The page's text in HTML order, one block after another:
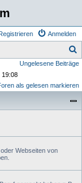
Anmelden
u
h
Ungelesene Beiträge
19:08
als gelesen markieren
Webseiten von